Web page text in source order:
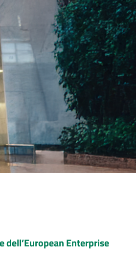
dell’European Enterprise